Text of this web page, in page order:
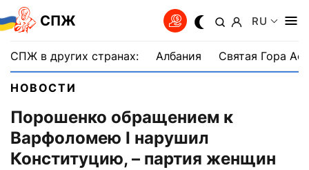
СПЖ RU
СПЖ в других странах: Албания Святая Гора
НОВОСТИ
Порошенко обращением к
Варфоломею I нарушил
Конституцию, – партия женщин